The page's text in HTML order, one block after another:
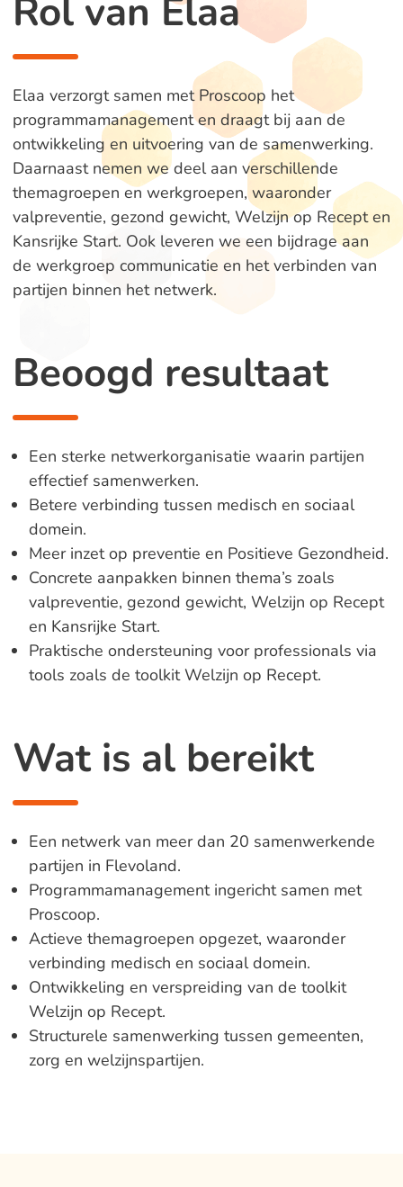
Rol van Elaa
Elaa verzorgt samen met Proscoop het
programmamanagement en draagt bij aan de
ontwikkeling en uitvoering van de samenwerking.
Daarnaast nemen we deel aan verschillende
themagroepen en werkgroepen, waaronder
valpreventie, gezond gewicht, Welzijn op Recept en
Kansrijke Start. Ook leveren we een bijdrage aan
de werkgroep communicatie en het verbinden van
partijen binnen het netwerk.
Beoogd resultaat
Een sterke netwerkorganisatie waarin partijen
effectief samenwerken.
Betere verbinding tussen medisch en sociaal
domein.
Meer inzet op preventie en Positieve Gezondheid.
Concrete aanpakken binnen thema’s zoals
valpreventie, gezond gewicht, Welzijn op Recept
en Kansrijke Start.
Praktische ondersteuning voor professionals via
tools zoals de toolkit Welzijn op Recept.
Wat is al bereikt
Een netwerk van meer dan 20 samenwerkende
partijen in Flevoland.
Programmamanagement ingericht samen met
Proscoop.
Actieve themagroepen opgezet, waaronder
verbinding medisch en sociaal domein.
Ontwikkeling en verspreiding van de toolkit
Welzijn op Recept.
Structurele samenwerking tussen gemeenten,
zorg en welzijnspartijen.